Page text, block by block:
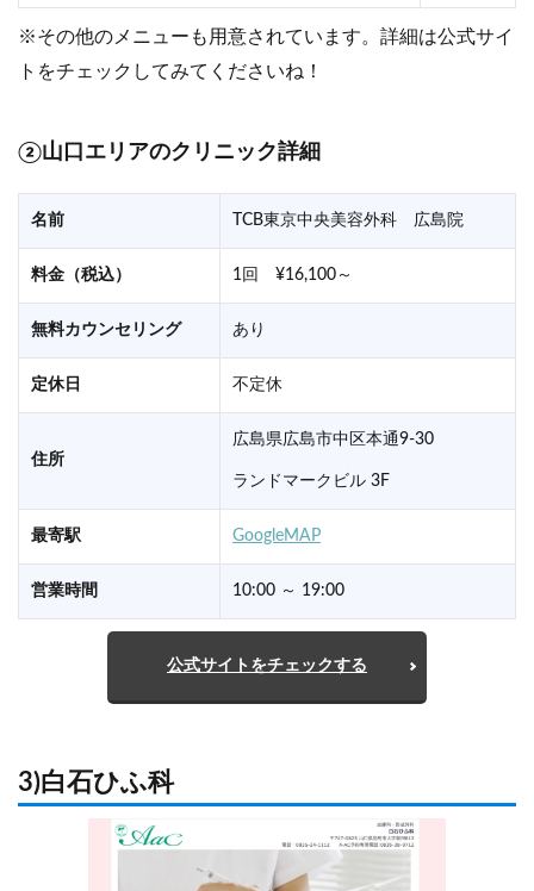
※その他のメニューも用意されています。詳細は公式サイ
トをチェックしてみてくださいね！
②山口エリアのクリニック詳細
名前 TCB東京中央美容外科 広島院
料金（税込） 1回 ¥16,100～
無料カウンセリング あり
定休日 不定休
住所
広島県広島市中区本通9-30
ランドマークビル 3F
最寄駅 GoogleMAP
営業時間 10:00 ～ 19:00
公式サイトをチェックする
3)白石ひふ科